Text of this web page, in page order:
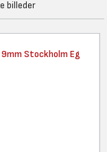
billeder
Stockholm Eg